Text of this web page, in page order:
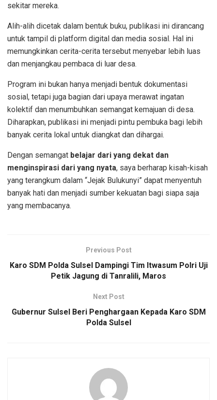
sekitar mereka.
Alih-alih dicetak dalam bentuk buku, publikasi ini dirancang
untuk tampil di platform digital dan media sosial. Hal ini
memungkinkan cerita-cerita tersebut menyebar lebih luas
dan menjangkau pembaca di luar desa.
Program ini bukan hanya menjadi bentuk dokumentasi
sosial, tetapi juga bagian dari upaya merawat ingatan
kolektif dan menumbuhkan semangat kemajuan di desa.
Diharapkan, publikasi ini menjadi pintu pembuka bagi lebih
banyak cerita lokal untuk diangkat dan dihargai.
Dengan semangat belajar dari yang dekat dan
menginspirasi dari yang nyata, saya berharap kisah-kisah
yang terangkum dalam “Jejak Bulukunyi” dapat menyentuh
banyak hati dan menjadi sumber kekuatan bagi siapa saja
yang membacanya.
Previous Post
Karo SDM Polda Sulsel Dampingi Tim Itwasum Polri Uji
Petik Jagung di Tanralili, Maros
Next Post
Gubernur Sulsel Beri Penghargaan Kepada Karo SDM
Polda Sulsel